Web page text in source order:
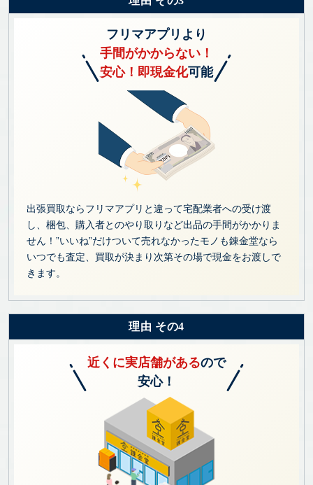
フリマアプリより
手間がかからない！
安心！即現金化可能
出張買取ならフリマアプリと違って宅配業者への受け渡
し、梱包、購入者とのやり取りなど出品の手間がかかりま
せん！”いいね”だけついて売れなかったモノも錬金堂なら
いつでも査定、買取が決まり次第その場で現金をお渡しで
きます。
理由 その4
近くに実店舗があるので
安心！